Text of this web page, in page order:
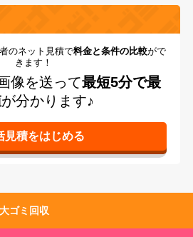
のネット見積で料金と条件の比較がで
きます！
像を送って最短5分で最
が分かります♪
ゴミ回収